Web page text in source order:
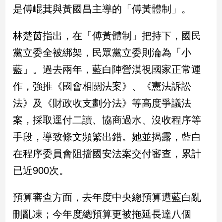
調
會
焦
點
觀
點
兩
岸/
國
際
社
方
新
是傅崐萁與黃國昌主導的「傅黃體制」。
林楚茵指出，在「傅黃體制」把持下，國民
黨立委全被綁架，民眾黨立委則淪為「小
藍」。過去兩年，藍白陣營漠視國家正常運
作，強推《國會相關法案》、《憲法訴訟
法》及《財政收支劃分法》等高度爭議法
案，採取逕付二讀、協商過水、沒收程序等
手段，導致條文頻繁出錯。她並揭露，藍白
在程序委員會阻擋國安法案交付審查，累計
已近900次。
預算審查方面，去年度中央總預算遭藍白亂
刪亂凍；今年度總預算更被拖延長達八個